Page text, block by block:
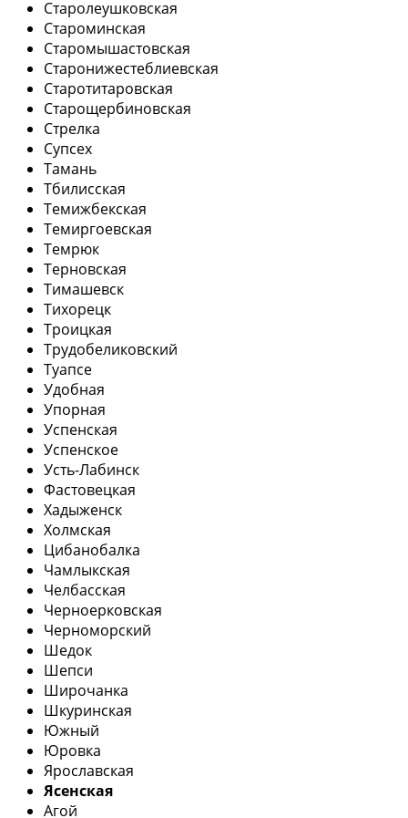
Старолеушковская
Староминская
Старомышастовская
Старонижестеблиевская
Старотитаровская
Старощербиновская
Стрелка
Супсех
Тамань
Тбилисская
Темижбекская
Темиргоевская
Темрюк
Терновская
Тимашевск
Тихорецк
Троицкая
Трудобеликовский
Туапсе
Удобная
Упорная
Успенская
Успенское
Усть-Лабинск
Фастовецкая
Хадыженск
Холмская
Цибанобалка
Чамлыкская
Челбасская
Черноерковская
Черноморский
Шедок
Шепси
Широчанка
Шкуринская
Южный
Юровка
Ярославская
Ясенская
Агой